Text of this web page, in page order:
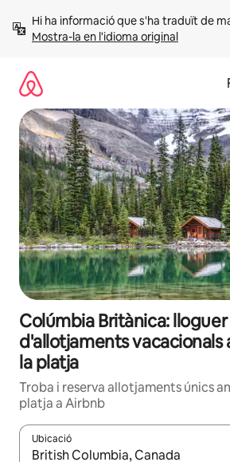
Mostra-la en l'idioma original
Colúmbia Britànica: lloguer
d'allotjaments vacacionals
la platja
Troba i reserva allotjaments únics
platja a Airbnb
Ubicació
Quan els resultats estiguin